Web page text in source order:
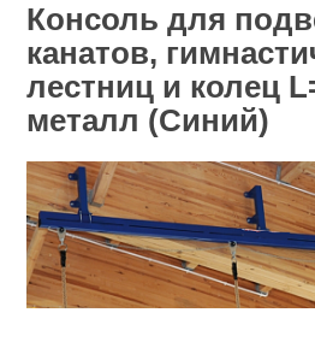
Консоль для
канатов,
лестниц и колец
металл (Синий)